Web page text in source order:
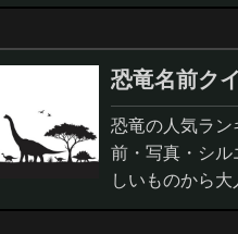
択問題まで。
恐竜名前ク
恐竜の人気ラ
前・写真・シル
しいものから
ノサウルス,ス